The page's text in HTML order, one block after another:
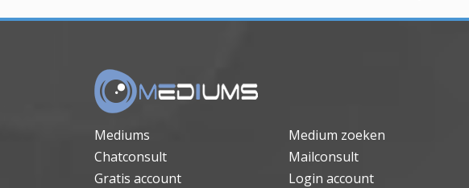
Mediums Medium zoeken
Chatconsult
Mailconsult
Gratis account
Login account